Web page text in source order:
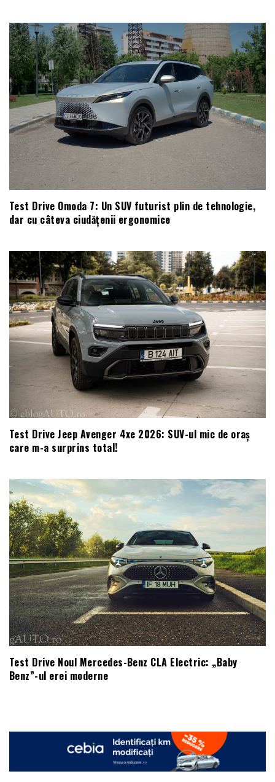
Test Drive Omoda 7: Un SUV futurist plin de tehnologie,
dar cu câteva ciudățenii ergonomice
Test Drive Jeep Avenger 4xe 2026: SUV-ul mic de oraș
care m-a surprins total!
Test Drive Noul Mercedes-Benz CLA Electric: „Baby
Benz”-ul erei moderne